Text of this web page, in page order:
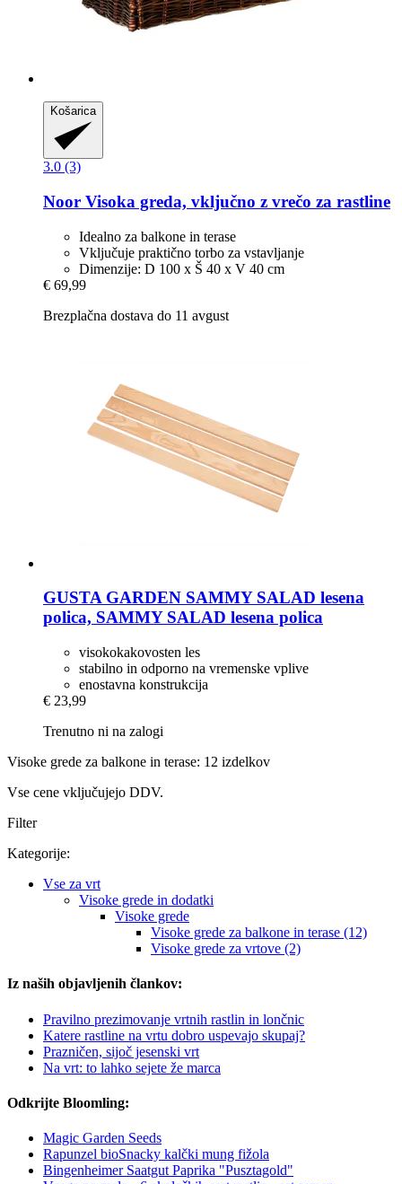
Košarica
3.0 (3)
Noor Visoka greda, vključno z vrečo za rastline
Idealno za balkone in terase
Vključuje praktično torbo za vstavljanje
Dimenzije: D 100 x Š 40 x V 40 cm
€ 69,99
Brezplačna dostava do 11 avgust
GUSTA GARDEN SAMMY SALAD lesena
polica, SAMMY SALAD lesena polica
visokokakovosten les
stabilno in odporno na vremenske vplive
enostavna konstrukcija
€ 23,99
Trenutno ni na zalogi
Visoke grede za balkone in terase: 12 izdelkov
Vse cene vključujejo DDV.
Filter
Kategorije:
Vse za vrt
Visoke grede in dodatki
Visoke grede
Visoke grede za balkone in terase (12)
Visoke grede za vrtove (2)
Iz naših objavljenih člankov:
Pravilno prezimovanje vrtnih rastlin in lončnic
Katere rastline na vrtu dobro uspevajo skupaj?
Prazničen, sijoč jesenski vrt
Na vrt: to lahko sejete že marca
Odkrijte Bloomling:
Magic Garden Seeds
Rapunzel bioSnacky kalčki mung fižola
Bingenheimer Saatgut Paprika "Pusztagold"